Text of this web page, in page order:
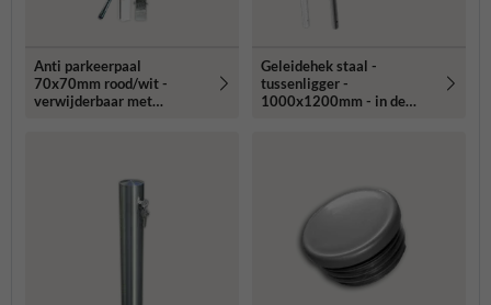
Anti parkeerpaal
70x70mm rood/wit -
verwijderbaar met
Geleidehek staal -
tussenligger -
1000x1200mm - in de